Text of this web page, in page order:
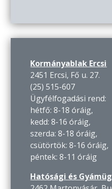
Kormányablak Ercsi
2451 Ercsi, Fő u. 27.
(25) 515-607
Ügyfélfogadási rend:
hétfő: 8-18 óráig,
kedd: 8-16 óráig,
szerda: 8-18 óráig,
csütörtök: 8-16 óráig,
péntek: 8-11 óráig
Hatósági és